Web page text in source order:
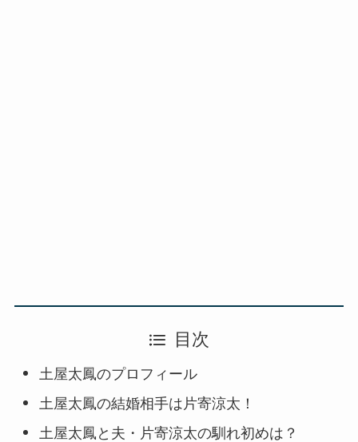
目次
土屋太鳳のプロフィール
土屋太鳳の結婚相手は片寄涼太！
土屋太鳳と夫・片寄涼太の馴れ初めは？